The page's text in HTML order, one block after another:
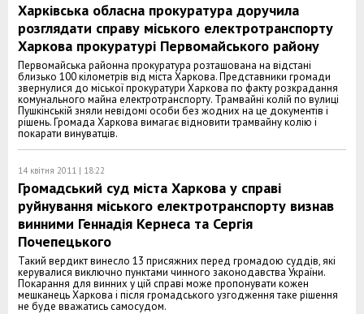
Харківська обласна прокуратура доручила
розглядати справу міського електротранспорту
Харкова прокуратурі Первомайського району
Первомайська районна прокуратура розташована на відстані
близько 100 кілометрів від міста Харкова. Представники громади
звернулися до міської прокуратури Харкова по факту розкрадання
комунального майна електротранспорту. Трамвайні колій по вулиці
Пушкінській зняли невідомі особи без жодних на це документів і
рішень. Громада Харкова вимагає відновити трамвайну колію і
покарати винуватців.
14 квітня 2011 | 18:22
Громадський суд міста Харкова у справі
руйнування міського електротранспорту визнав
винними Геннадія Кернеса та Сергія
Почепецького
Такий вердикт винесло 13 присяжних перед громадою суддів, які
керувалися виключно пунктами чинного законодавства України.
Покарання для винних у цій справі може пропонувати кожен
мешканець Харкова і після громадського узгодження таке рішення
не буде вважатись самосудом.